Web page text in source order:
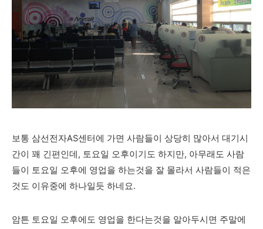
보통 삼선전자AS센터에 가면 사람들이 상당히 많아서 대기시
간이 꽤 긴편인데, 토요일 오후이기도 하지만, 아무래도 사람
들이 토요일 오후에 영업을 하는것을 잘 몰라서 사람들이 적은
것도 이유중에 하나일듯 하네요.
암튼 토요일 오후에도 영업을 한다는것을 알아두시면 주말에